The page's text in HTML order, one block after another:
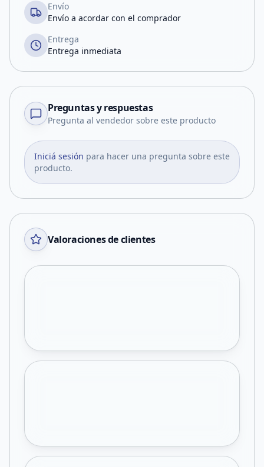
Envío
Envío a acordar con el comprador
Entrega
Entrega inmediata
Preguntas y respuestas
Pregunta al vendedor sobre este producto
Iniciá sesión para hacer una pregunta sobre este
producto.
Valoraciones de clientes